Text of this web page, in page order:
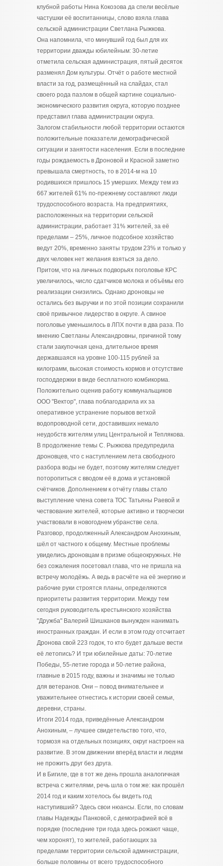
клубной работы Нина Кокозова да спели весёлые
частушки её воспитанницы, слово взяла глава
сельской администрации Светлана Рыжкова.
Она напомнила, что минувший год был для их
территории дважды юбилейным: 30-летие
отметила сельская администрация, пятый десяток
разменял Дом культуры. Отчёт о работе местной
власти за год, размещённый на слайдах, стал
своего рода пазлом в общей картине социально-
экономического развития округа, которую позднее
представил глава администрации округа.
Залогом стабильности любой территории остаются
положительные показатели демографической
ситуации и занятости населения. Если в последние
годы рождаемость в Дроновой и Красной заметно
превышала смертность, то в 2014-м на 10
родившихся пришлось 15 умерших. Между тем из
667 жителей 61% по-прежнему составляют люди
трудоспособного возраста. На предприятиях,
расположенных на территории сельской
администрации, работает 31% жителей, за её
пределами – 25%, личное подсобное хозяйство
ведут 20%, временно заняты трудом 23% и только у
двух человек нет желания взяться за дело.
Притом, что на личных подворьях поголовье КРС
увеличилось, число сдатчиков молока и объёмы его
реализации снизились. Однако дроновцы не
остались без выручки и по этой позиции сохранили
своё привычное лидерство в округе. А свиное
поголовье уменьшилось в ЛПХ почти в два раза. По
мнению Светланы Александровны, причиной тому
стали закупочная цена, длительное время
державшаяся на уровне 100-115 рублей за
килограмм, высокая стоимость кормов и отсутствие
господдержки в виде бесплатного комбикорма.
Положительно оценив работу коммунальщиков
ООО "Вектор", глава поблагодарила их за
оперативное устранение порывов ветхой
водопроводной сети, доставивших немало
неудобств жителям улиц Центральной и Теплякова.
В продолжение темы С. Рыжкова предупредила
дроновцев, что с наступлением лета свободного
разбора воды не будет, поэтому жителям следует
поторопиться с вводом её в дома и установкой
счётчиков. Дополнением к отчёту главы стало
выступление члена совета ТОС Татьяны Раевой и
чествование жителей, которые активно и творчески
участвовали в новогоднем убранстве села.
Разговор, продолженный Александром Анохиным,
шёл от частного к общему. Местные проблемы
увиделись дроновцам в призме общеокружных. Не
без сожаления посетовал глава, что не пришла на
встречу молодёжь. А ведь в расчёте на её энергию и
рабочие руки строятся планы, определяются
приоритеты развития территории. Между тем
сегодня руководитель крестьянского хозяйства
"Дружба" Валерий Шишканов вынужден нанимать
иностранных граждан. И если в этом году отсчитает
Дронова свой 223 годок, то кто будет дальше вести
её летопись? И три юбилейные даты: 70-летие
Победы, 55-летие города и 50-летие района,
главные в 2015 году, важны и значимы не только
для ветеранов. Они – повод внимательнее и
уважительнее отнестись к истории своей семьи,
деревни, страны.
Итоги 2014 года, приведённые Александром
Анохиным, – лучшее свидетельство того, что,
тормозя на отдельных позициях, округ настроен на
развитие. В этом движении вперёд власти и людям
не прожить друг без друга.
И в Бигиле, где в тот же день прошла аналогичная
встреча с жителями, речь шла о том же: как прошёл
2014 год и каким хотелось бы видеть год
наступивший? Здесь свои нюансы. Если, по словам
главы Надежды Панковой, с демографией всё в
порядке (последние три года здесь рожают чаще,
чем хоронят), то жителей, работающих за
пределами территории сельской администрации,
больше половины от всего трудоспособного